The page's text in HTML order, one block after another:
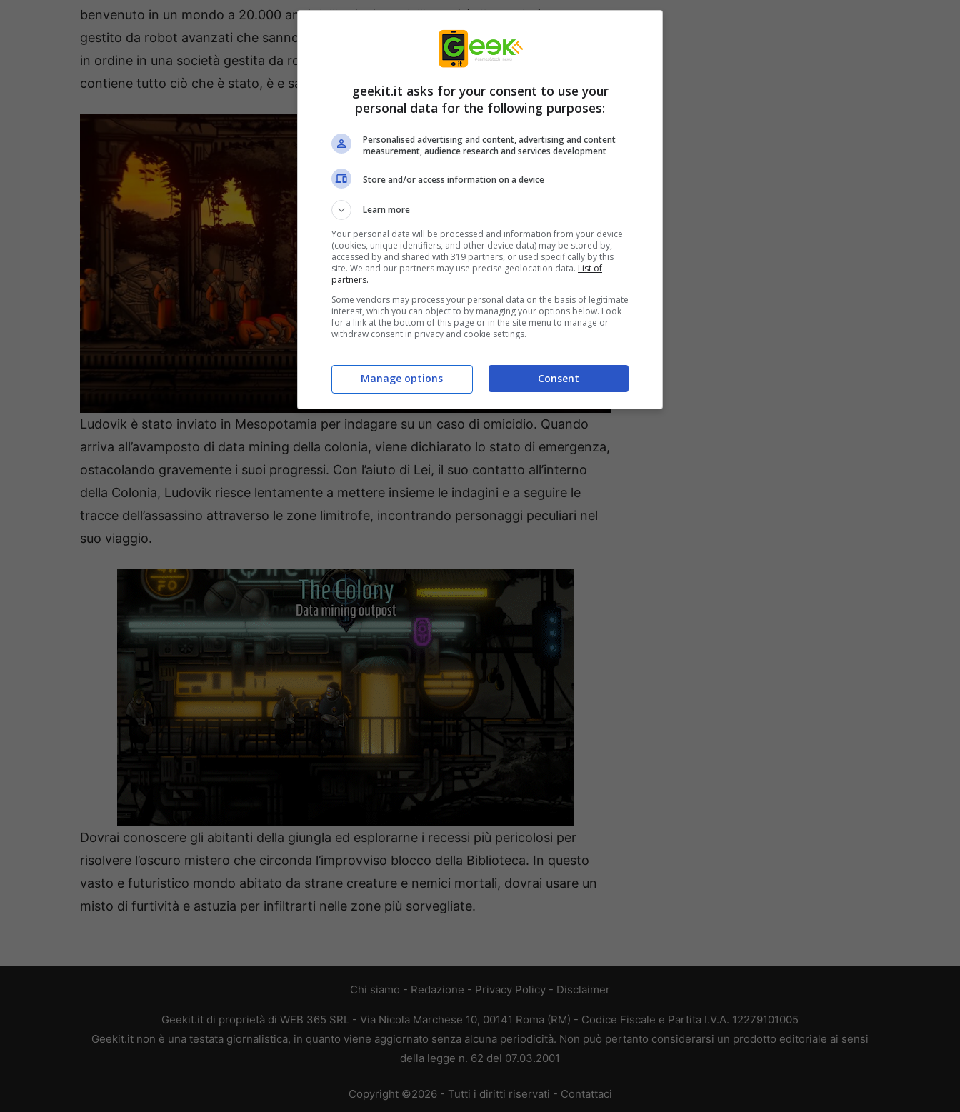
benvenuto in un mondo a 20.000 anni dall’estinzione dell’umanità. Il mondo è ora
gestito da robot avanzati che sanno molto poco dei loro mitici creatori. Tutto va bene e
in ordine in una società gestita da robot, fino alla scoperta di una biblioteca che
contiene tutto ciò che è stato, è e sarà mai scritto: il perfetto presagio di caos.
Ludovik è stato inviato in Mesopotamia per indagare su un caso di omicidio. Quando
arriva all’avamposto di data mining della colonia, viene dichiarato lo stato di emergenza,
ostacolando gravemente i suoi progressi. Con l’aiuto di Lei, il suo contatto all’interno
della Colonia, Ludovik riesce lentamente a mettere insieme le indagini e a seguire le
tracce dell’assassino attraverso le zone limitrofe, incontrando personaggi peculiari nel
suo viaggio.
Dovrai conoscere gli abitanti della giungla ed esplorarne i recessi più pericolosi per
risolvere l’oscuro mistero che circonda l’improvviso blocco della Biblioteca. In questo
vasto e futuristico mondo abitato da strane creature e nemici mortali, dovrai usare un
misto di furtività e astuzia per infiltrarti nelle zone più sorvegliate.
Chi siamo - Redazione - Privacy Policy - Disclaimer
Geekit.it di proprietà di WEB 365 SRL - Via Nicola Marchese 10, 00141 Roma (RM) - Codice Fiscale e Partita I.V.A. 12279101005
Geekit.it non è una testata giornalistica, in quanto viene aggiornato senza alcuna periodicità. Non può pertanto considerarsi un prodotto editoriale ai sensi
della legge n. 62 del 07.03.2001
Copyright ©2026 - Tutti i diritti riservati - Contattaci
geekit.it asks for your consent to use your
personal data for the following purposes:
Personalised advertising and content, advertising and content
measurement, audience research and services development
Store and/or access information on a device
Learn more
Your personal data will be processed and information from your device
(cookies, unique identifiers, and other device data) may be stored by,
accessed by and shared with 319 partners, or used specifically by this
site. We and our partners may use precise geolocation data. List of
partners.
Some vendors may process your personal data on the basis of legitimate
interest, which you can object to by managing your options below. Look
for a link at the bottom of this page or in the site menu to manage or
withdraw consent in privacy and cookie settings.
Consent
Manage options